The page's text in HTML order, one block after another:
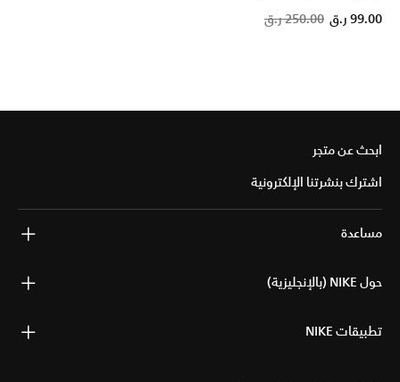
250.00 ر.ق 99.00 ر.ق
ابحث عن متجر
اشترك بنشرتنا الإلكترونية
مساعدة
حول NIKE (بالإنجليزية)
تطبيقات NIKE